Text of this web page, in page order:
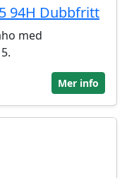
94H Dubbfritt
med
Mer info